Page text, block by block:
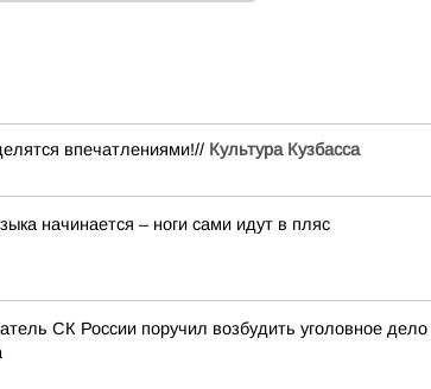
впечатлениями!// Культура Кузбасса
начинается – ноги сами идут в пляс
СК России поручил возбудить уголовное